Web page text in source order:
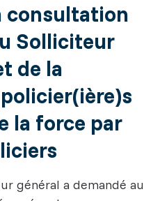
consultation
Solliciteur
de la
la force par
général a demandé au